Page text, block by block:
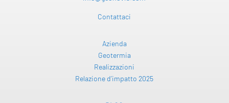
Contattaci
Azienda
Geotermia
Realizzazioni
Relazione d’impatto 2025